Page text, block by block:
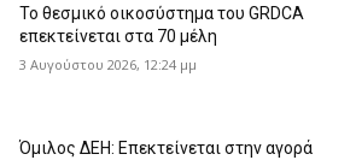
Το θεσμικό οικοσύστημα του GRDCA
επεκτείνεται στα 70 μέλη
3 Αυγούστου 2026, 12:24 μμ
Όμιλος ΔΕΗ: Επεκτείνεται στην αγορά